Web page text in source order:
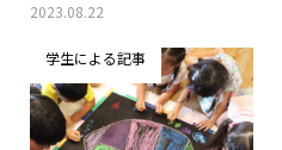
2023.08.22
学生による記事